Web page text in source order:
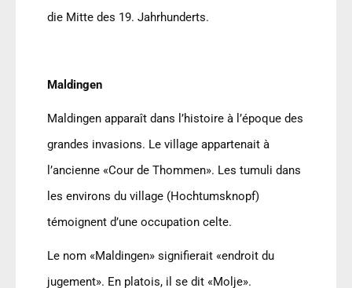
die Mitte des 19. Jahrhunderts.
Maldingen
Maldingen apparaît dans l ’histoire à l’époque des
grandes invasions. Le village appartenait à
’ancienne «Cour de Thommen». Les tumuli dans
les environs du village (Hochtumsknopf)
témoignent d’une occupation celte.
Le nom «Maldingen» signifierait «endroit du
jugement». En platois, il se dit «Molje».